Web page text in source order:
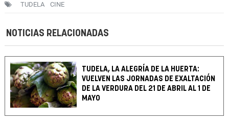
TUDELA CINE
NOTICIAS RELACIONADAS
TUDELA, LA ALEGRÍA DE LA HUERTA:
VUELVEN LAS JORNADAS DE EXALTACIÓN
DE LA VERDURA DEL 21 DE ABRIL AL 1 DE
MAYO